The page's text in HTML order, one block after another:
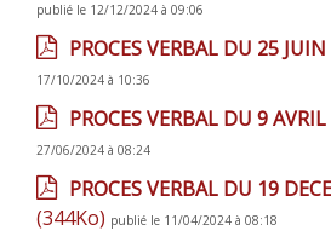
publié le 12/12/2024 à 09:06
PROCES VERBAL DU 25
17/10/2024 à 10:36
PROCES VERBAL DU 9
27/06/2024 à 08:24
PROCES VERBAL DU 19
(344Ko) publié le 11/04/2024 à 08:18